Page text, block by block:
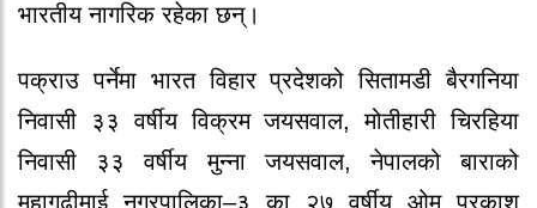
भारतीय नागरिक रहेका छन्।
पक्राउ पर्नेमा भारत विहार प्रदेशको सितामडी बैरगनिया
निवासी ३३ वर्षीय विक्रम जयसवाल, मोतीहारी चिरहिया
निवासी ३३ वर्षीय मुन्ना जयसवाल, नेपालको बाराको
महागढीमाई नगरपालिका–३ का २७ वर्षीय ओम प्रकाश